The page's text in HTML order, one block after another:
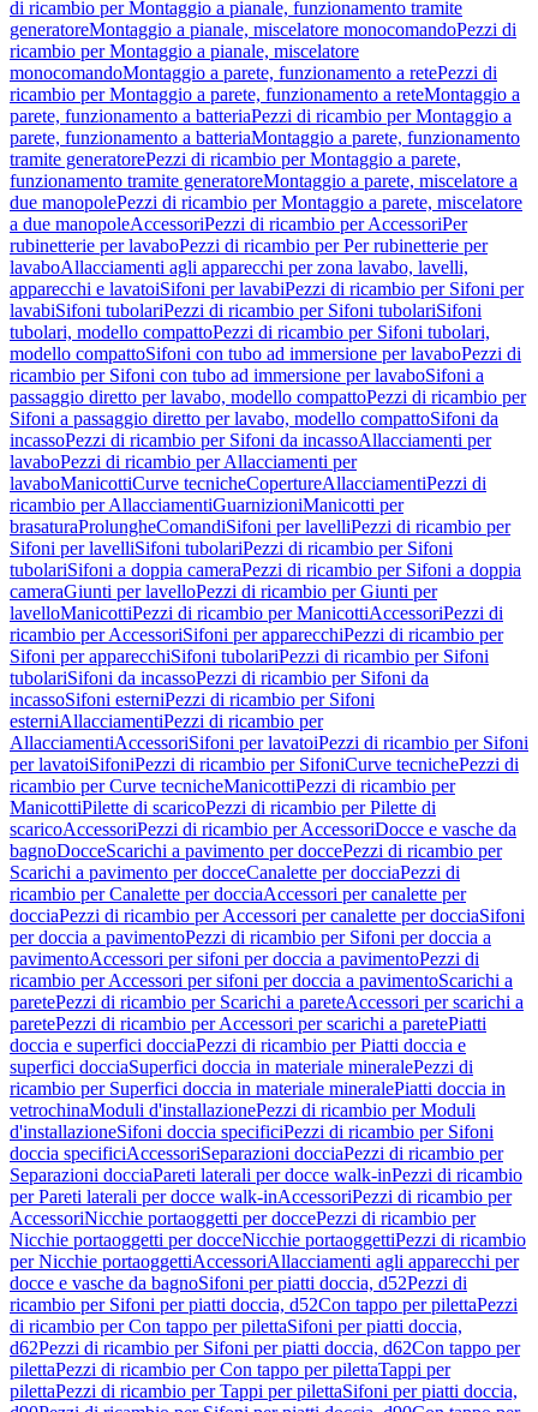
di ricambio per Montaggio a pianale, funzionamento tramite
generatoreMontaggio a pianale, miscelatore monocomandoPezzi di
ricambio per Montaggio a pianale, miscelatore
monocomandoMontaggio a parete, funzionamento a retePezzi di
ricambio per Montaggio a parete, funzionamento a reteMontaggio a
parete, funzionamento a batteriaPezzi di ricambio per Montaggio a
parete, funzionamento a batteriaMontaggio a parete, funzionamento
tramite generatorePezzi di ricambio per Montaggio a parete,
funzionamento tramite generatoreMontaggio a parete, miscelatore a
due manopolePezzi di ricambio per Montaggio a parete, miscelatore
a due manopoleAccessoriPezzi di ricambio per AccessoriPer
rubinetterie per lavaboPezzi di ricambio per Per rubinetterie per
lavaboAllacciamenti agli apparecchi per zona lavabo, lavelli,
apparecchi e lavatoiSifoni per lavabiPezzi di ricambio per Sifoni per
lavabiSifoni tubolariPezzi di ricambio per Sifoni tubolariSifoni
tubolari, modello compattoPezzi di ricambio per Sifoni tubolari,
modello compattoSifoni con tubo ad immersione per lavaboPezzi di
ricambio per Sifoni con tubo ad immersione per lavaboSifoni a
passaggio diretto per lavabo, modello compattoPezzi di ricambio per
Sifoni a passaggio diretto per lavabo, modello compattoSifoni da
incassoPezzi di ricambio per Sifoni da incassoAllacciamenti per
lavaboPezzi di ricambio per Allacciamenti per
lavaboManicottiCurve tecnicheCopertureAllacciamentiPezzi di
ricambio per AllacciamentiGuarnizioniManicotti per
brasaturaProlungheComandiSifoni per lavelliPezzi di ricambio per
Sifoni per lavelliSifoni tubolariPezzi di ricambio per Sifoni
tubolariSifoni a doppia cameraPezzi di ricambio per Sifoni a doppia
cameraGiunti per lavelloPezzi di ricambio per Giunti per
lavelloManicottiPezzi di ricambio per ManicottiAccessoriPezzi di
ricambio per AccessoriSifoni per apparecchiPezzi di ricambio per
Sifoni per apparecchiSifoni tubolariPezzi di ricambio per Sifoni
tubolariSifoni da incassoPezzi di ricambio per Sifoni da
incassoSifoni esterniPezzi di ricambio per Sifoni
esterniAllacciamentiPezzi di ricambio per
AllacciamentiAccessoriSifoni per lavatoiPezzi di ricambio per Sifoni
per lavatoiSifoniPezzi di ricambio per SifoniCurve tecnichePezzi di
ricambio per Curve tecnicheManicottiPezzi di ricambio per
ManicottiPilette di scaricoPezzi di ricambio per Pilette di
scaricoAccessoriPezzi di ricambio per AccessoriDocce e vasche da
bagnoDocceScarichi a pavimento per doccePezzi di ricambio per
Scarichi a pavimento per docceCanalette per docciaPezzi di
ricambio per Canalette per docciaAccessori per canalette per
docciaPezzi di ricambio per Accessori per canalette per docciaSifoni
per doccia a pavimentoPezzi di ricambio per Sifoni per doccia a
pavimentoAccessori per sifoni per doccia a pavimentoPezzi di
ricambio per Accessori per sifoni per doccia a pavimentoScarichi a
paretePezzi di ricambio per Scarichi a pareteAccessori per scarichi a
paretePezzi di ricambio per Accessori per scarichi a paretePiatti
doccia e superfici docciaPezzi di ricambio per Piatti doccia e
superfici docciaSuperfici doccia in materiale mineralePezzi di
ricambio per Superfici doccia in materiale mineralePiatti doccia in
vetrochinaModuli d'installazionePezzi di ricambio per Moduli
d'installazioneSifoni doccia specificiPezzi di ricambio per Sifoni
doccia specificiAccessoriSeparazioni docciaPezzi di ricambio per
Separazioni docciaPareti laterali per docce walk-inPezzi di ricambio
per Pareti laterali per docce walk-inAccessoriPezzi di ricambio per
AccessoriNicchie portaoggetti per doccePezzi di ricambio per
Nicchie portaoggetti per docceNicchie portaoggettiPezzi di ricambio
per Nicchie portaoggettiAccessoriAllacciamenti agli apparecchi per
docce e vasche da bagnoSifoni per piatti doccia, d52Pezzi di
ricambio per Sifoni per piatti doccia, d52Con tappo per pilettaPezzi
di ricambio per Con tappo per pilettaSifoni per piatti doccia,
d62Pezzi di ricambio per Sifoni per piatti doccia, d62Con tappo per
pilettaPezzi di ricambio per Con tappo per pilettaTappi per
pilettaPezzi di ricambio per Tappi per pilettaSifoni per piatti doccia,